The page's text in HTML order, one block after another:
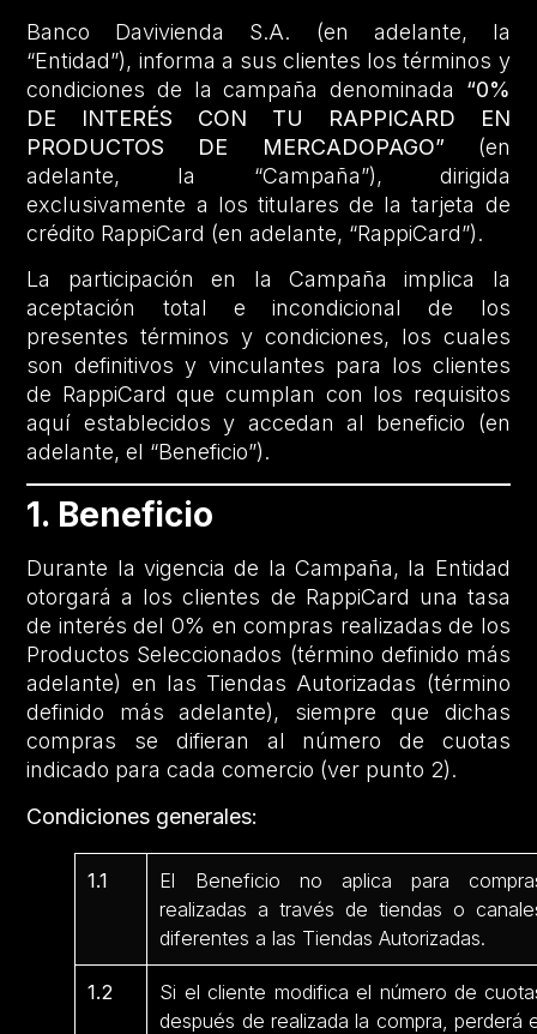
Banco Davivienda S.A. (en adelante, la
“Entidad”), informa a sus clientes los términos y
condiciones de la campaña denominada “0%
DE INTERÉS CON TU RAPPICARD EN
PRODUCTOS DE MERCADOPAGO” (en
adelante, la “Campaña”), dirigida
exclusivamente a los titulares de la tarjeta de
crédito RappiCard (en adelante, “RappiCard”).
La participación en la Campaña implica la
aceptación total e incondicional de los
presentes términos y condiciones, los cuales
son definitivos y vinculantes para los clientes
de RappiCard que cumplan con los requisitos
aquí establecidos y accedan al beneficio (en
adelante, el “Beneficio”).
1. Beneficio
Durante la vigencia de la Campaña, la Entidad
otorgará a los clientes de RappiCard una tasa
de interés del 0% en compras realizadas de los
Productos Seleccionados (término definido más
adelante) en las Tiendas Autorizadas (término
definido más adelante), siempre que dichas
compras se difieran al número de cuotas
indicado para cada comercio (ver punto 2).
Condiciones generales:
1.1
El Beneficio no aplica para
realizadas a través de tiendas o
diferentes a las Tiendas Autorizadas.
1.2
Si el cliente modifica el número de
después de realizada la compra, perderá